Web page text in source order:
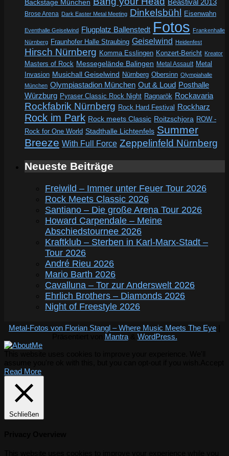
Backstage München
Brose Arena Dark Easter Metal Meeting Dinkelsbühl Eisenwahn
Eventhalle Geiselwind Flugplatz Ballenstedt Fotos Frankenhalle
Nürnberg Fraunhofer Halle Straubing Geiselwind Heidenfest
Hirsch Nürnberg Komma Esslingen Konzert-Bericht Kreator
Masters of Rock Messegelände Balingen Metal Assault Metal
Invasion Musichall Geiselwind Nürnberg Obersinn Olympiahalle
München Olympiastadion München Out & Loud Posthalle
Würzburg Pyraser Classic Rock Night Ragnarök Rockavaria
Rockfabrik Nürnberg Rock Hard Festival Rockharz
Rock im Park Rock meets Classic Roitzschjora ROW -
Rock for One World Stadthalle Lichtenfels Summer
Breeze With Full Force Zeppelinfeld Nürnberg
Neueste Beiträge
Freiwild – Immer unter Feuer Tour 2026
Rock Meets Classic 2026
Santiano – Die große Arena Tour 2026
Howard Carpendale – Meine
Abschiedstournee 2026
Kraftklub – Sterben in Karl-Marx-Stadt –
Tour 2026
André Rieu 2026
Mario Barth 2026
Cavalluna – Tor zur Anderswelt 2026
Ehrlich Brothers – Diamonds 2026
Night of Freestyle 2026
Metal-Fotos von Florian Stangl – Where Music Meets The Eye
Mantra& WordPress.
Read More
Schließen